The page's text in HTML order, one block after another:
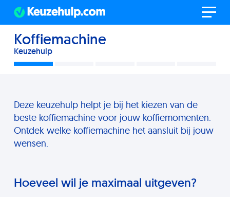
Koffiemachine
Keuzehulp
Deze keuzehulp helpt je bij het kiezen van de
beste koffiemachine voor jouw koffiemomenten.
Ontdek welke koffiemachine het aansluit bij jouw
wensen.
Hoeveel wil je maximaal uitgeven?